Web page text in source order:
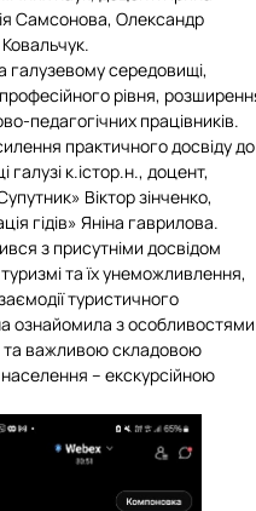
Самсонова, Олександр
галузевому середовищі,
рівня,
педагогічних працівників.
практичного досвіду до
к.істор.н., доцент,
Віктор зінченко,
гідів» Яніна гаврилова.
з присутніми досвідом
та їх унеможливлення,
туристичного
ознайомила з особливостями
та важливою складовою
– екскурсійною